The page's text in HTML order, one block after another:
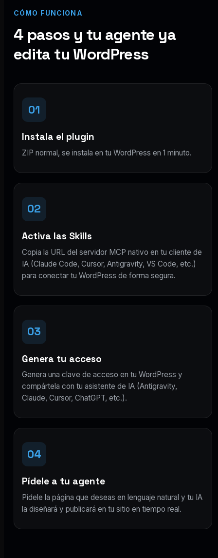
CÓMO FUNCIONA
4 pasos y tu agente ya
edita tu WordPress
01
Instala el plugin
ZIP normal, se instala en tu WordPress en 1 minuto.
02
Activa las Skills
Copia la URL del servidor MCP nativo en tu cliente de
IA (Claude Code, Cursor, Antigravity, VS Code, etc.)
para conectar tu WordPress de forma segura.
03
Genera tu acceso
Genera una clave de acceso en tu WordPress y
compártela con tu asistente de IA (Antigravity,
Claude, Cursor, ChatGPT, etc.).
04
Pídele a tu agente
Pídele la página que deseas en lenguaje natural y tu IA
la diseñará y publicará en tu sitio en tiempo real.